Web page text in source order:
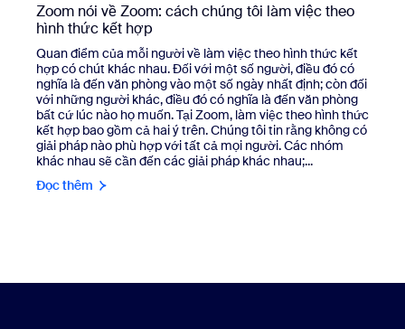
Zoom nói về Zoom: cách chúng tôi làm việc theo
hình thức kết hợp
Quan điểm của mỗi người về làm việc theo hình thức kết
hợp có chút khác nhau. Đối với một số người, điều đó có
nghĩa là đến văn phòng vào một số ngày nhất định; còn đối
với những người khác, điều đó có nghĩa là đến văn phòng
bất cứ lúc nào họ muốn. Tại Zoom, làm việc theo hình thức
kết hợp bao gồm cả hai ý trên. Chúng tôi tin rằng không có
giải pháp nào phù hợp với tất cả mọi người. Các nhóm
khác nhau sẽ cần đến các giải pháp khác nhau;...
Đọc thêm